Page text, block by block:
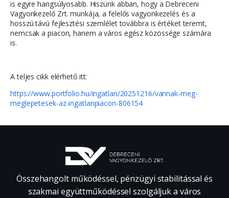
is egyre hangsúlyosabb. Hiszünk abban, hogy a Debreceni
Vagyonkezelő Zrt. munkája, a felelős vagyonkezelés és a
hosszú távú fejlesztési szemlélet továbbra is értéket teremt,
nemcsak a piacon, hanem a város egész közössége számára
is.
A teljes cikk elérhető itt:
https://www.portfolio.hu/ingatlan/20251216/vannak-meg-
meglepetesek-az-ingatlanpiacon-806154
Összehangolt működéssel, pénzügyi stabilitással és
szakmai együttműködéssel szolgáljuk a város